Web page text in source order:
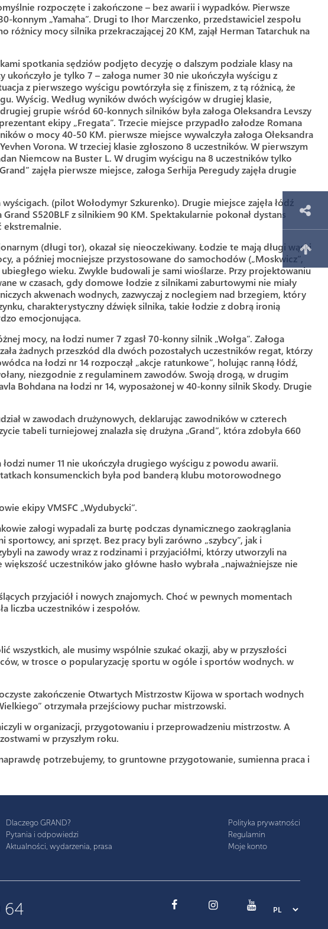
rozpoczęte i zakończone – bez awarii i wypadków. Pierwsze
konnym „Yamaha”. Drugi to Ihor Marczenko, przedstawiciel zespołu
różnicy mocy silnika przekraczającej 20 KM, zajął Herman Tatarchuk na
spotkania sędziów podjęto decyzję o dalszym podziale klasy na
je tylko 7 – załoga numer 30 nie ukończyła wyścigu z
z pierwszego wyścigu powtórzyła się z finiszem, z tą różnicą, że
Wyścig. Według wyników dwóch wyścigów w drugiej klasie,
grupie wśród 60-konnych silników była załoga Oleksandra Levszy
ekipy „Fregata”. Trzecie miejsce przypadło załodze Romana
o mocy 40-50 KM. pierwsze miejsce wywalczyła załoga Ołeksandra
Vorona. W trzeciej klasie zgłoszono 8 uczestników. W pierwszym
Niemcow na Buster L. W drugim wyścigu na 8 uczestników tylko
zajęła pierwsze miejsce, załoga Serhija Peregudy zajęła drugie
(pilot Wołodymyr Szkurenko). Drugie miejsce zajęła łódź
S520BLF z silnikiem 90 KM. Spektakularnie pokonał dystans
ekstremalnie.
(długi tor), okazał się nieoczekiwany. Łodzie te mają długi wąski
a później mocniejsze przystosowane do samochodów („Moskwicz”,
wieku. Zwykle budowali je sami wioślarze. Przy projektowaniu
w czasach, gdy domowe łodzie z silnikami zaburtowymi nie miały
akwenach wodnych, zazwyczaj z noclegiem nad brzegiem, który
charakterystyczny dźwięk silnika, takie łodzie z dobrą ironią
emocjonująca.
mocy, na łodzi numer 7 zgasł 70-konny silnik „Wołga”. Załoga
żadnych przeszkód dla dwóch pozostałych uczestników regat, którzy
na łodzi nr 14 rozpoczął „akcje ratunkowe”, holując ranną łódź,
niezgodnie z regulaminem zawodów. Swoją drogą, w drugim
Bohdana na łodzi nr 14, wyposażonej w 40-konny silnik Skody. Drugie
w zawodach drużynowych, deklarując zawodników w czterech
tabeli turniejowej znalazła się drużyna „Grand”, która zdobyła 660
numer 11 nie ukończyła drugiego wyścigu z powodu awarii.
konsumenckich była pod banderą klubu motorowodnego
ekipy VMSFC „Wydubycki”.
załogi wypadali za burtę podczas dynamicznego zaokrąglania
ani sprzęt. Bez pracy byli zarówno „szybcy”, jak i
na zawody wraz z rodzinami i przyjaciółmi, którzy utworzyli na
uczestników jako główne hasło wybrała „najważniejsze nie
przyjaciół i nowych znajomych. Choć w pewnych momentach
liczba uczestników i zespołów.
wszystkich, ale musimy wspólnie szukać okazji, aby w przyszłości
w trosce o popularyzację sportu w ogóle i sportów wodnych. w
zakończenie Otwartych Mistrzostw Kijowa w sportach wodnych
otrzymała przejściowy puchar mistrzowski.
w organizacji, przygotowaniu i przeprowadzeniu mistrzostw. A
w przyszłym roku.
potrzebujemy, to gruntowne przygotowanie, sumienna praca i
Dlaczego GRAND?
Pytania i odpowiedzi
Aktualności, wydarzenia, prasa
Polityka prywatności
Regulamin
Moje konto
64